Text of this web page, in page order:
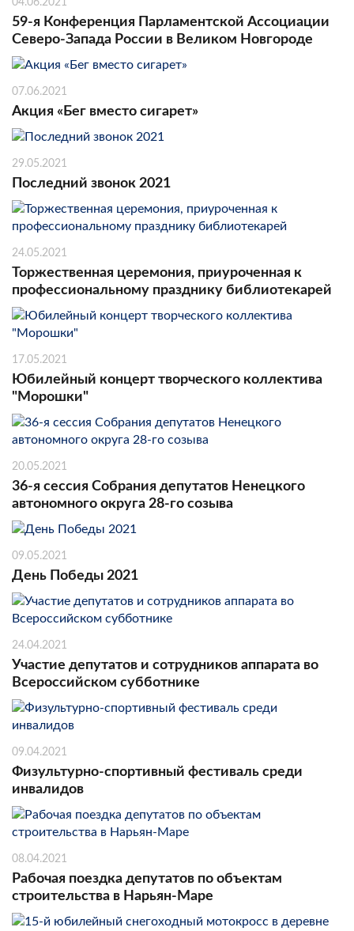
59-я Конференция Парламентской Ассоциации
Северо-Запада России в Великом Новгороде
07.06.2021
Акция «Бег вместо сигарет»
29.05.2021
Последний звонок 2021
24.05.2021
Торжественная церемония, приуроченная к
профессиональному празднику библиотекарей
17.05.2021
Юбилейный концерт творческого коллектива
"Морошки"
20.05.2021
36-я сессия Собрания депутатов Ненецкого
автономного округа 28-го созыва
09.05.2021
День Победы 2021
24.04.2021
Участие депутатов и сотрудников аппарата во
Всероссийском субботнике
09.04.2021
Физультурно-спортивный фестиваль среди
инвалидов
08.04.2021
Рабочая поездка депутатов по объектам
строительства в Нарьян-Маре